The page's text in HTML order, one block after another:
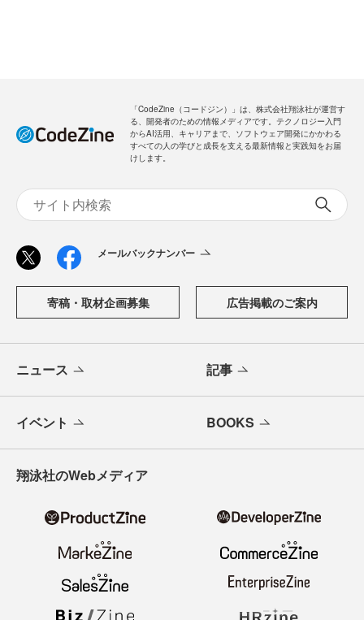
「CodeZine（コードジン）」は、株式会社翔泳社が運営す
る、開発者のための情報メディアです。テクノロジー入門
からAI活用、キャリアまで、ソフトウェア開発にかかわる
すべての人の学びと成長を支える最新情報と実践知をお届
けします。
メールバックナンバー
寄稿・取材企画募集 広告掲載のご案内
ニュース 記事
イベント BOOKS
翔泳社のWebメディア